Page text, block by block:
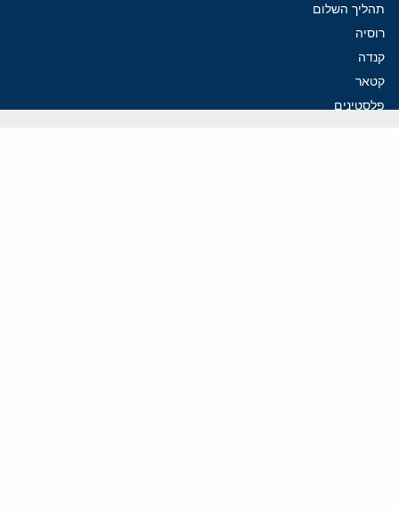
תהליך השלום
רוסיה
קנדה
קטאר
פלסטינים